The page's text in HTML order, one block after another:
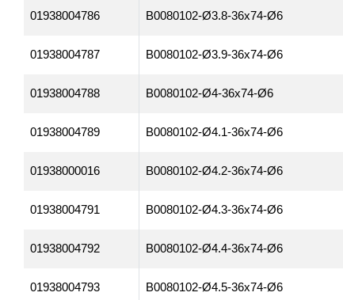
01938004786 B0080102-Ø3.8-36x74-Ø6
01938004787 B0080102-Ø3.9-36x74-Ø6
01938004788 B0080102-Ø4-36x74-Ø6
01938004789 B0080102-Ø4.1-36x74-Ø6
01938000016 B0080102-Ø4.2-36x74-Ø6
01938004791 B0080102-Ø4.3-36x74-Ø6
01938004792 B0080102-Ø4.4-36x74-Ø6
01938004793 B0080102-Ø4.5-36x74-Ø6